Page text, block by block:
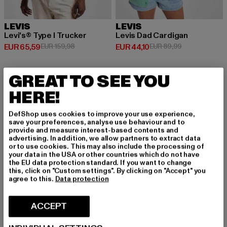
LEVIS
Levi's® Type I Trucker
EUR 65,59
Huidige prijs: EUR 65,59
EUR 159,98Actieprijs: EUR 159,98
LEVIS
Levis Dad Cardigan
EUR 44,10
Huidige prijs: EUR 44,10
EUR 89,99Actieprijs:
-52% -40%
GREAT TO SEE YOU
HERE!
DefShop uses cookies to improve your use experience,
save your preferences, analyse use behaviour and to
provide and measure interest-based contents and
advertising. In addition, we allow partners to extract data
or to use cookies. This may also include the processing of
your data in the USA or other countries which do not have
the EU data protection standard. If you want to change
this, click on "Custom settings". By clicking on "Accept" you
agree to this. Data protection
ACCEPT